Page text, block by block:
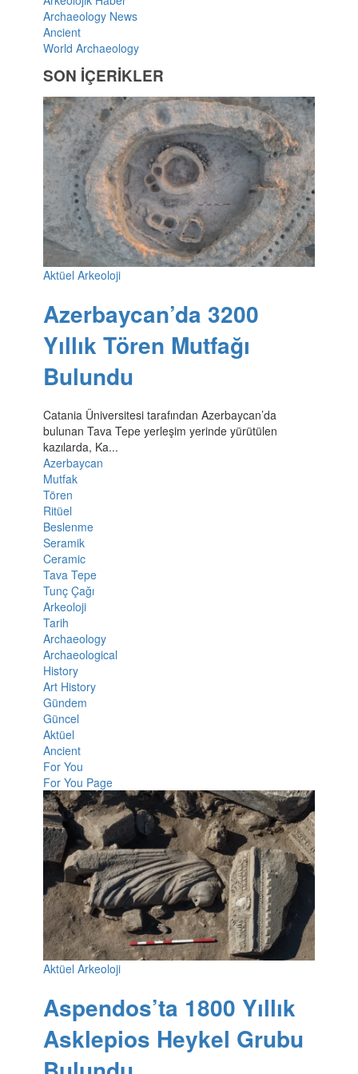
Archaeology News
Ancient
World Archaeology
SON İÇERİKLER
Aktüel Arkeoloji
Azerbaycan’da 3200
Yıllık Tören Mutfağı
Bulundu
Catania Üniversitesi tarafından Azerbaycan’da
bulunan Tava Tepe yerleşim yerinde yürütülen
kazılarda, Ka...
Azerbaycan
Mutfak
Tören
Ritüel
Beslenme
Seramik
Ceramic
Tava Tepe
Tunç Çağı
Arkeoloji
Tarih
Archaeology
Archaeological
History
Art History
Gündem
Güncel
Aktüel
Ancient
For You
For You Page
Aktüel Arkeoloji
Aspendos’ta 1800 Yıllık
Asklepios Heykel Grubu